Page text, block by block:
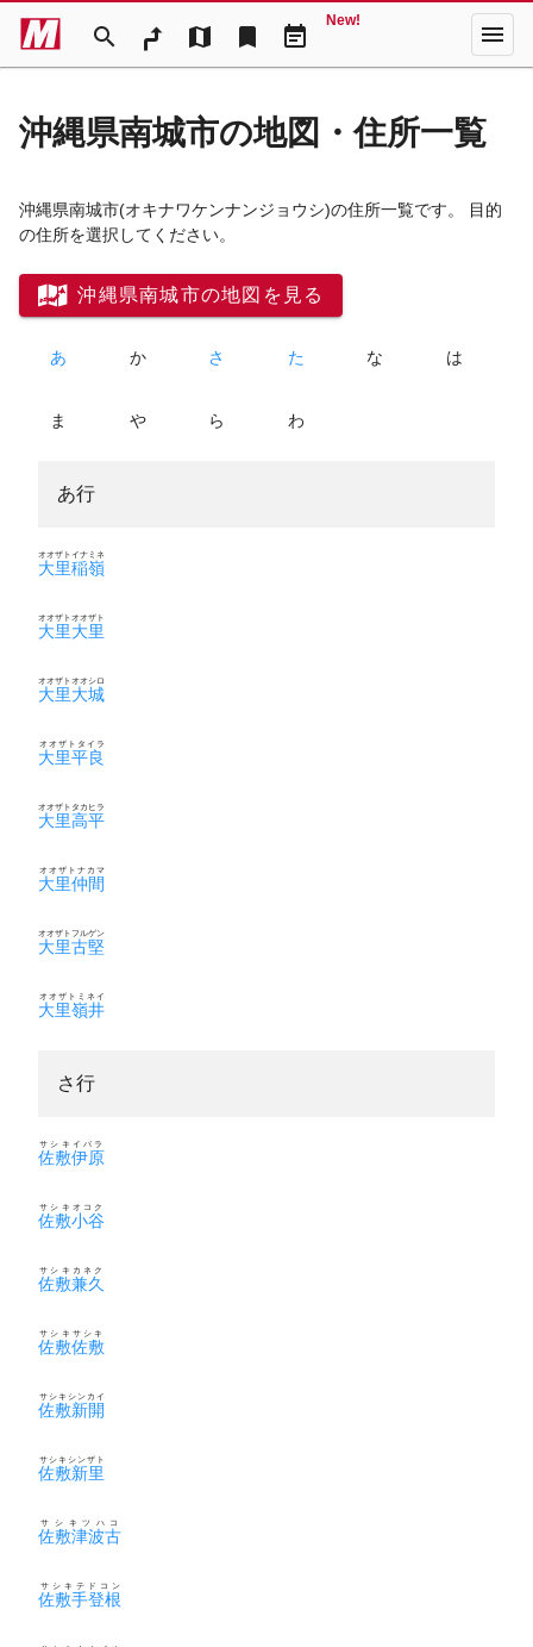
search map bookmark event_note
New! menu
沖縄県南城市の地図・住所一覧
沖縄県南城市(オキナワケンナンジョウシ)の住所一覧です。 目的
の住所を選択してください。
沖縄県南城市の地図を見る
あ か さ た な は
ま や ら わ
あ行
大里稲嶺
オオザトイナミネ
大里大里
オオザトオオザト
大里大城
オオザトオオシロ
大里平良
オオザトタイラ
大里高平
オオザトタカヒラ
大里仲間
オオザトナカマ
大里古堅
オオザトフルゲン
大里嶺井
オオザトミネイ
さ行
佐敷伊原
サシキイバラ
佐敷小谷
サシキオコク
佐敷兼久
サシキカネク
佐敷佐敷
サシキサシキ
佐敷新開
サシキシンカイ
佐敷新里
サシキシンザト
佐敷津波古
サシキツハコ
佐敷手登根
サシキテドコン